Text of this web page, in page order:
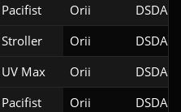
Pacifist
Orii
DSDA-
Stroller
Orii DSDA-
UV Max Orii
DSDA-
Pacifist
Orii
DSDA-